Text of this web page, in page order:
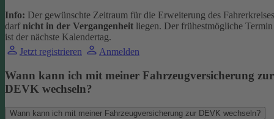
Info: Der gewünschte Zeitraum für die Erweiterung des Fahrerkreises
darf nicht in der Vergangenheit liegen. Der frühestmögliche Termin
ist der nächste Kalendertag.
Jetzt registrieren
Anmelden
Wann kann ich mit meiner Fahrzeugversicherung zur
DEVK wechseln?
Wann kann ich mit meiner Fahrzeugversicherung zur DEVK wechseln?